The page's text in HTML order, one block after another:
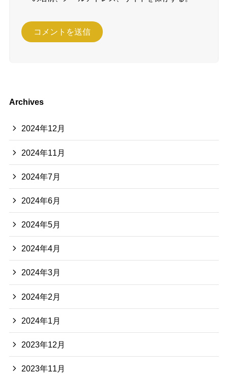
Archives
2024年12月
2024年11月
2024年7月
2024年6月
2024年5月
2024年4月
2024年3月
2024年2月
2024年1月
2023年12月
2023年11月